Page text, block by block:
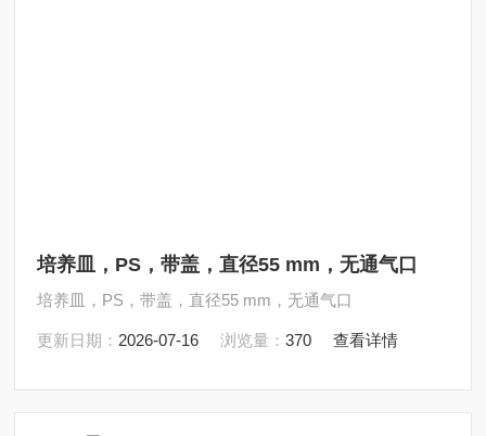
培养皿，PS，带盖，直径55 mm，无通气口
培养皿，PS，带盖，直径55 mm，无通气口
更新日期： 2026-07-16 浏览量：370 查看详情